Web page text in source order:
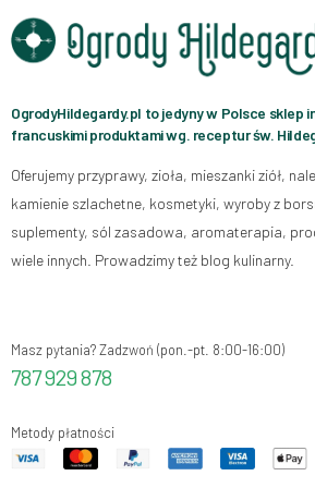
OgrodyHildegardy.pl to jedyny w Polsce sklep
francuskimi produktami wg. receptur św.
Oferujemy przyprawy, zioła, mieszanki ziół,
kamienie szlachetne, kosmetyki, wyroby z
suplementy, sól zasadowa, aromaterapia,
wiele innych. Prowadzimy też blog kulinarny.
Masz pytania? Zadzwoń (pon.-pt. 8:00-16:00)
787 929 878
Metody płatności